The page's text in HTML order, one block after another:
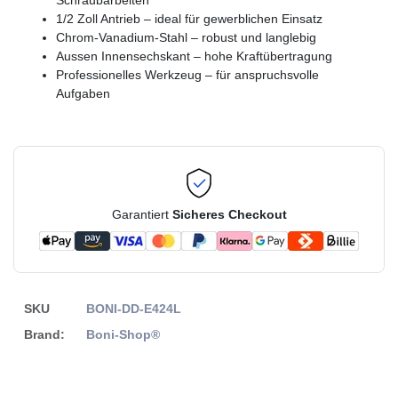
1/2 Zoll Antrieb – ideal für gewerblichen Einsatz
Chrom-Vanadium-Stahl – robust und langlebig
Aussen Innensechskant – hohe Kraftübertragung
Professionelles Werkzeug – für anspruchsvolle
Aufgaben
Garantiert Sicheres Checkout
SKU
BONI-DD-E424L
Brand:
Boni-Shop®